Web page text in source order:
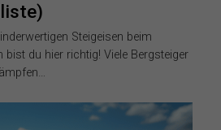
Steigeisen beim
bist du hier richtig! Viele Bergsteiger